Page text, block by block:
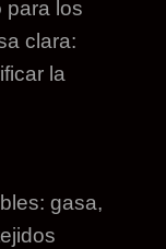
para los
clara:
la
gasa,